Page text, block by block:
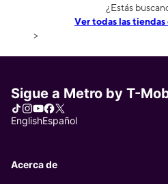
¿Estás
Ver todas las
>